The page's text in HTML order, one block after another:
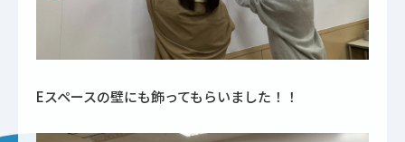
Eスペースの壁にも飾ってもらいました！！